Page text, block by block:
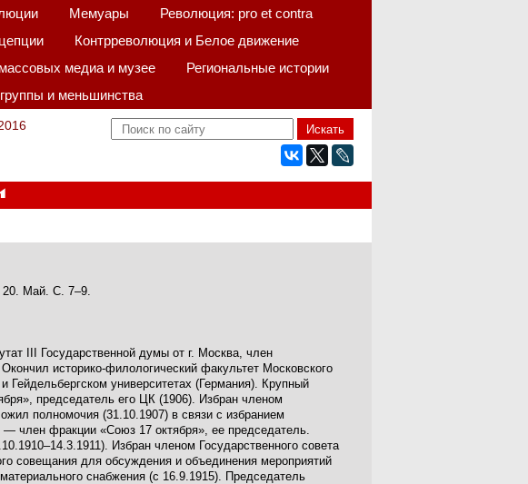
Мемуары
Революция: pro et contra
Контрреволюция и Белое движение
медиа и музее
Региональные истории
и меньшинства
20. Май. С. 7–9.
III Государственной думы от г. Москва, член
историко-филологический факультет Московского
университетах (Германия). Крупный
председатель его ЦК (1906). Избран членом
полномочия (31.10.1907) в связи с избранием
член фракции «Союз 17 октября», ее председатель.
Избран членом Государственного совета
совещания для обсуждения и объединения мероприятий
снабжения (с 16.9.1915). Председатель